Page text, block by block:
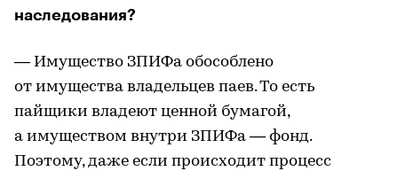
наследования?
— Имущество ЗПИФа обособлено
от имущества владельцев паев. То есть
пайщики владеют ценной бумагой,
а имуществом внутри ЗПИФа — фонд.
Поэтому, даже если происходит процесс